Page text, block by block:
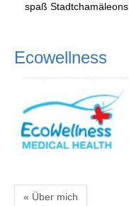
spaß Stadtchamäleons
Ecowellness
« Über mich